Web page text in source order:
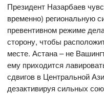
Президент Назарбаев
временно) региональную
превентивном режиме
сторону, чтобы
месте. Астана – не
ему приходится
сдвигов в Центральной
дезактивируя сильных